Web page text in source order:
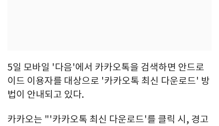
5일 모바일 '다음'에서 카카오톡을 검색하면 안드로
이드 이용자를 대상으로 '카카오톡 최신 다운로드' 방
법이 안내되고 있다.
카카오는 "'카카오톡 최신 다운로드'를 클릭 시, 경고